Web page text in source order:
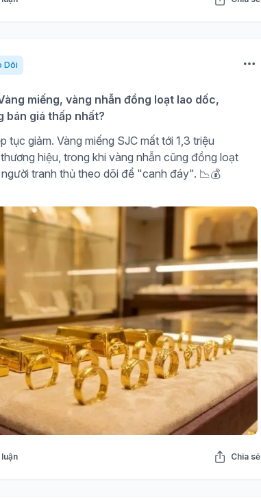
Dõi
miếng, vàng nhẫn đồng loạt lao dốc,
bán giá thấp nhất?
tục giảm. Vàng miếng SJC mất tới 1,3 triệu
hiệu, trong khi vàng nhẫn cũng đồng loạt
tranh thủ theo dõi để "canh đáy". 📉💰
Chia sẻ